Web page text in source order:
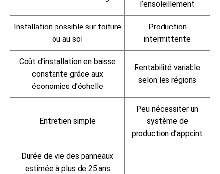
l’ensoleillement
Installation possible sur toiture
ou au sol
Production
intermittente
Coût d’installation en baisse
constante grâce aux
économies d’échelle
Rentabilité variable
selon les régions
Entretien simple
Peu nécessiter un
système de
production d’appoint
Durée de vie des panneaux
estimée à plus de 25 ans